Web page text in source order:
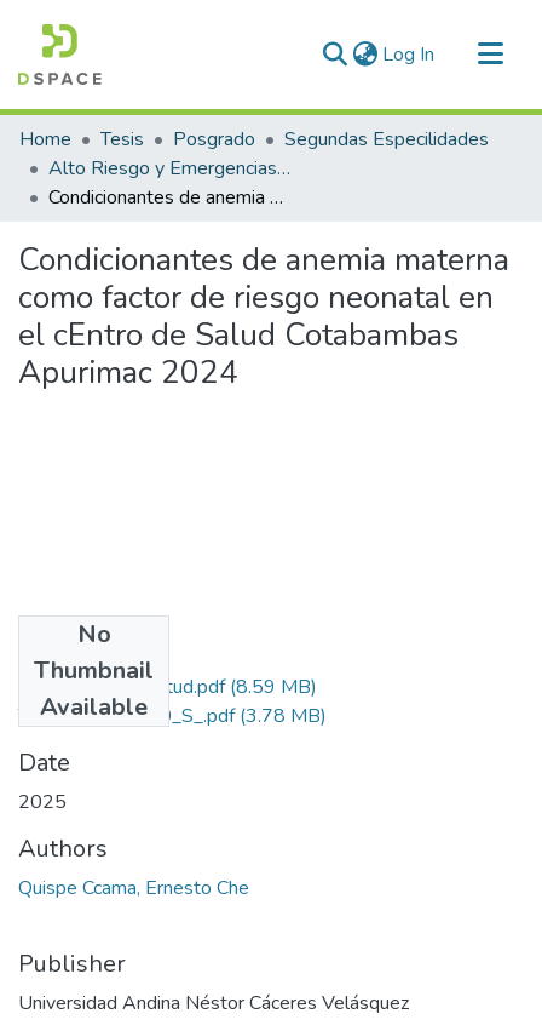
Log In (current)
Communities & Collections
All of DSpace
Statistics
Home Tesis Posgrado
Segundas Especilidades
Alto Riesgo y Emergencias Obstétricas
Condicionantes de anemia materna como factor de riesgo neonatal en el cEntro de Salud Cotabambas Apurimac 2024
Condicionantes de anemia materna
como factor de riesgo neonatal en
el cEntro de Salud Cotabambas
Apurimac 2024
No
Thumbnail
Available
Grado de Similitud.pdf(8.59 MB)
T036_02298430_S_.pdf(3.78 MB)
Date
2025
Authors
Quispe Ccama, Ernesto Che
Publisher
Universidad Andina Néstor Cáceres Velásquez